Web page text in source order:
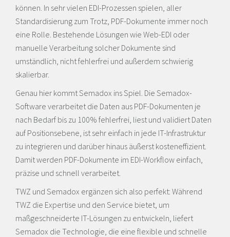
können. In sehr vielen EDI-Prozessen spielen, aller
Standardisierung zum Trotz, PDF-Dokumente immer noch
eine Rolle. Bestehende Lösungen wie Web-EDI oder
manuelle Verarbeitung solcher Dokumente sind
umständlich, nicht fehlerfrei und außerdem schwierig
skalierbar.
Genau hier kommt Semadox ins Spiel. Die Semadox-
Software verarbeitet die Daten aus PDF-Dokumenten je
nach Bedarf bis zu 100% fehlerfrei, liest und validiert Daten
auf Positionsebene, ist sehr einfach in jede IT-Infrastruktur
zu integrieren und darüber hinaus äußerst kosteneffizient.
Damit werden PDF-Dokumente im EDI-Workflow einfach,
präzise und schnell verarbeitet.
TWZ und Semadox ergänzen sich also perfekt: Während
TWZ die Expertise und den Service bietet, um
maßgeschneiderte IT-Lösungen zu entwickeln, liefert
Semadox die Technologie, die eine flexible und schnelle